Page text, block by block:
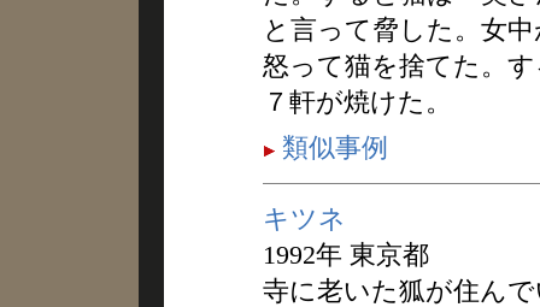
と言って脅した。女
怒って猫を捨てた。
７軒が焼けた。
類似事例
キツネ
1992年 東京都
寺に老いた狐が住ん